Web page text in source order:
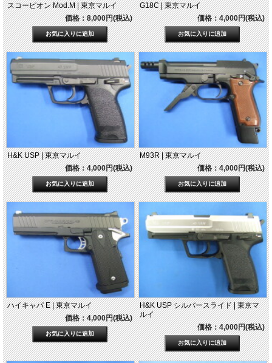
スコーピオン Mod.M | 東京マルイ
価格：8,000円(税込)
G18C | 東京マルイ
価格：4,000円(税込)
H&K USP | 東京マルイ
価格：4,000円(税込)
M93R | 東京マルイ
価格：4,000円(税込)
ハイキャパ E | 東京マルイ
価格：4,000円(税込)
H&K USP シルバースライド | 東京マ
ルイ
価格：4,000円(税込)